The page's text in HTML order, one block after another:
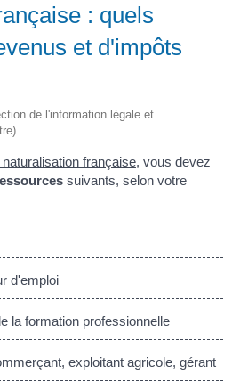
: quels
et d'impôts
de l'information légale et
française, vous devez
suivants, selon votre
d'emploi
la formation professionnelle
exploitant agricole, gérant